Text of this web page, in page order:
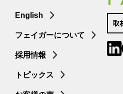
English
フェイガーについて
採用情報
トピックス
取